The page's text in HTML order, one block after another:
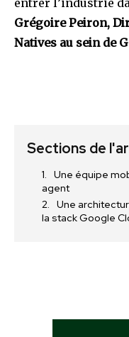
entrer l’industrie
Grégoire Peiron,
Natives au sein de
Sections de
Une équipe
agent
Une
la stack Google